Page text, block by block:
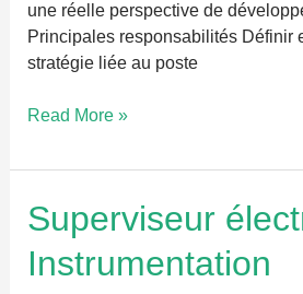
une réelle perspective de
Principales responsabilités Définir
stratégie liée au poste
Read More »
Superviseur
Instrumentation
Superviseur
électrique